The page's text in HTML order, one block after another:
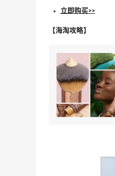
立即购买>>
【海淘攻略】